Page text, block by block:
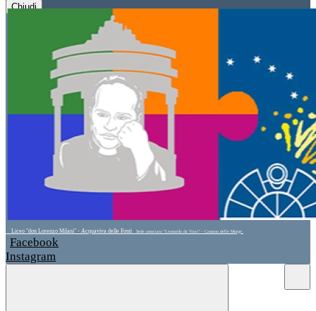
Chiudi
Liceo "don Lorenzo Milani" - Acquaviva delle Fonti Sede associata "Leonardo da Vinci" - Cassano delle Murge
Facebook
Instagram